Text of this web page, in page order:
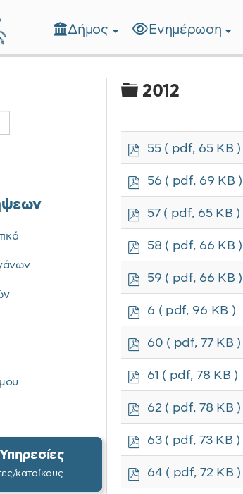
Ιστοσελίδα
Δήμος Ενημέρωση
Φάκελος
2012
p
55 ( pdf, 65 KB )
p
56 ( pdf, 69 KB )
p
57 ( pdf, 65 KB )
p
58 ( pdf, 66 KB )
p
59 ( pdf, 66 KB )
p
6 ( pdf, 96 KB )
p
60 ( pdf, 77 KB )
p
61 ( pdf, 78 KB )
p
62 ( pdf, 78 KB )
p
63 ( pdf, 73 KB )
p
64 ( pdf, 72 KB )
κατοίκους